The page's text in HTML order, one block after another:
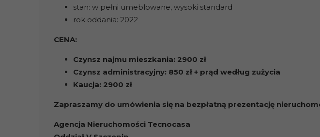
stan: w pełni umeblowane, wysoki standard
rok oddania: 2022
CENA:
Czynsz najmu mieszkania: 2900 zł
Czynsz administracyjny: 850 zł + prąd według zużycia
Kaucja: 2900 zł
Zapraszamy do umówienia się na bezpłatną prezentację
Agencja Nieruchomości Tecnocasa